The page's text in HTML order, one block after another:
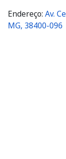
Endereço: Av.
MG, 38400-096